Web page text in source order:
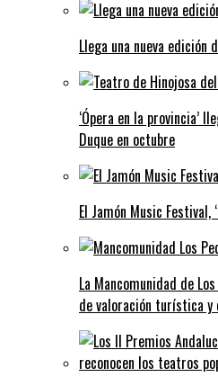
Llega una nueva edición
‘Ópera en la provincia’
Duque en octubre
El Jamón Music Festival,
La Mancomunidad de
de valoración turística